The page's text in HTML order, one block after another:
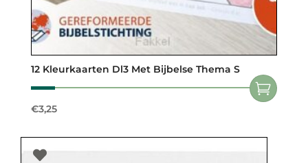
12 Kleurkaarten Dl3 Met Bijbelse Thema S
€3,25